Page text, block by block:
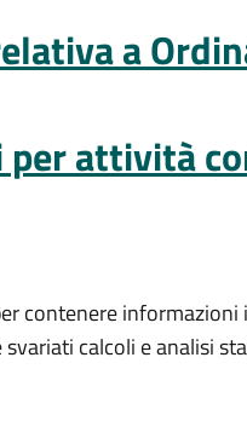
a
per attività
contenere informazioni
calcoli e analisi